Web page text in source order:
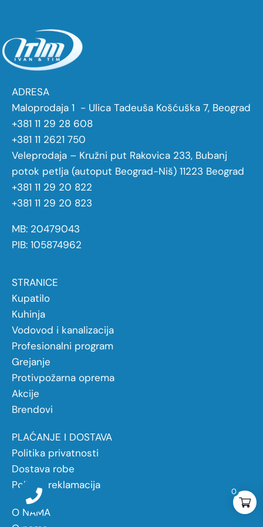
0
ADRESA
Maloprodaja 1 - Ulica Tadeuša Košćuška 7, Beograd
+381 11 29 28 608
+381 11 2621 750
Veleprodaja – Kružni put Rakovica 233, Bubanj
potok petlja (autoput Beograd-Niš) 11223 Beograd
+381 11 29 20 822
+381 11 29 20 823
MB: 20479043
PIB: 105874962
STRANICE
Kupatilo
Kuhinja
Vodovod i kanalizacija
Profesionalni program
Grejanje
Protivpožarna oprema
Akcije
Brendovi
PLAĆANJE I DOSTAVA
Politika privatnosti
Dostava robe
Politika reklamacija
O NAMA